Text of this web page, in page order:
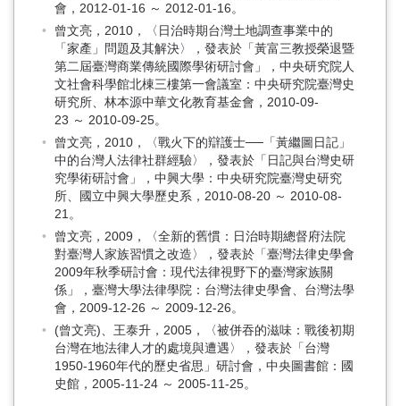
會，2012-01-16 ～ 2012-01-16。
曾文亮，2010，〈日治時期台灣土地調查事業中的
「家產」問題及其解決〉，發表於「黃富三教授榮退暨
第二屆臺灣商業傳統國際學術研討會」，中央研究院人
文社會科學館北棟三樓第一會議室：中央研究院臺灣史
研究所、林本源中華文化教育基金會，2010-09-
23 ～ 2010-09-25。
曾文亮，2010，〈戰火下的辯護士──「黃繼圖日記」
中的台灣人法律社群經驗〉，發表於「日記與台灣史研
究學術研討會」，中興大學：中央研究院臺灣史研究
所、國立中興大學歷史系，2010-08-20 ～ 2010-08-
21。
曾文亮，2009，〈全新的舊慣：日治時期總督府法院
對臺灣人家族習慣之改造〉，發表於「臺灣法律史學會
2009年秋季研討會：現代法律視野下的臺灣家族關
係」，臺灣大學法律學院：台灣法律史學會、台灣法學
會，2009-12-26 ～ 2009-12-26。
(曾文亮)、王泰升，2005，〈被併吞的滋味：戰後初期
台灣在地法律人才的處境與遭遇〉，發表於「台灣
1950-1960年代的歷史省思」研討會，中央圖書館：國
史館，2005-11-24 ～ 2005-11-25。